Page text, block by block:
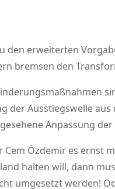
den erweiterten
bremsen den
der Ausstiegswelle
Anpassung
Özdemir es
halten will, dann
umgesetzt werden!